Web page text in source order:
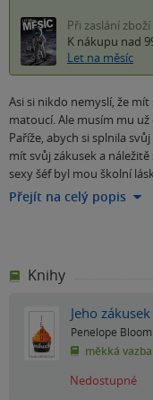
Při zaslání
K nákupu nad
Let na měsíc
Asi si nikdo nemyslí, že
matoucí. Ale musím mu
Paříže, abych si splnila
mít svůj zákusek a
sexy šéf byl mou školní
Přejít na celý popis
Knihy
Jeho zákusek
Penelope Bloom
měkká vazba
Nedostupné